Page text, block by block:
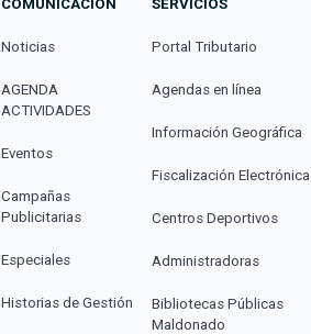
COMUNICACIÓN
Noticias
AGENDA
ACTIVIDADES
Eventos
Campañas
Publicitarias
Especiales
Historias de Gestión
SERVICIOS
Portal Tributario
Agendas en línea
Información Geográfica
Fiscalización Electrónica
Centros Deportivos
Administradoras
Bibliotecas Públicas
Maldonado